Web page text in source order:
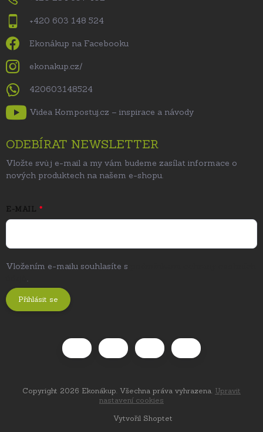
+420 603 148 524
Ekonákup na Facebooku
ekonakup.cz/
420603148524
Videa Kompostuj.cz – inspirace a návody
ODEBÍRAT NEWSLETTER
Vložte svůj e-mail a my vám budeme zasílat informace o
nových produktech na našem e-shopu.
E-MAIL
Vložením e-mailu souhlasíte s
.
Přihlásit se
Vytvořil Shoptet
Copyright 2026 Ekonákup. Všechna práva vyhrazena. Upravit
nastavení cookies